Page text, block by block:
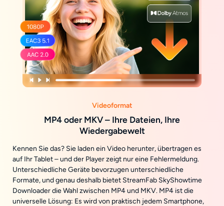
Videoformat
MP4 oder MKV – Ihre Dateien, Ihre
Wiedergabewelt
Kennen Sie das? Sie laden ein Video herunter, übertragen es
auf Ihr Tablet – und der Player zeigt nur eine Fehlermeldung.
Unterschiedliche Geräte bevorzugen unterschiedliche
Formate, und genau deshalb bietet StreamFab SkyShowtime
Downloader die Wahl zwischen MP4 und MKV. MP4 ist die
universelle Lösung: Es wird von praktisch jedem Smartphone,